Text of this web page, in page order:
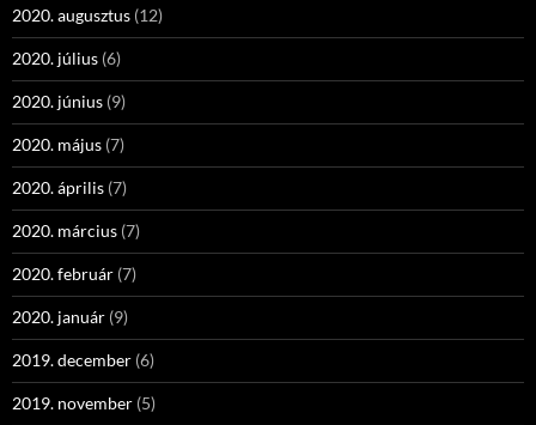
2020. augusztus (12)
2020. július (6)
2020. június (9)
2020. május (7)
2020. április (7)
2020. március (7)
2020. február (7)
2020. január (9)
2019. december (6)
2019. november (5)